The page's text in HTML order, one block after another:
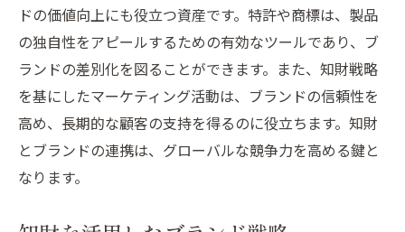
ドの価値向上にも役立つ資産です。特許や商標は、製品
の独自性をアピールするための有効なツールであり、ブ
ランドの差別化を図ることができます。また、知財戦略
を基にしたマーケティング活動は、ブランドの信頼性を
高め、長期的な顧客の支持を得るのに役立ちます。知財
とブランドの連携は、グローバルな競争力を高める鍵と
なります。